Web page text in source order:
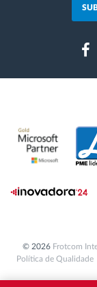
© 2026 Frotcom
Política de Qualidade